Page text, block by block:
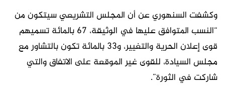
وكشفت السنهوري عن أن المجلس التشريعي سيتكون من
“النسب المتوافق عليها في الوثيقة، 67 بالمائة تسميهم
قوى إعلان الحرية والتغيير، و33 بالمائة تكون بالتشاور مع
مجلس السيادة، للقوى غير الموقعة على الاتفاق والتي
شاركت في الثورة”.